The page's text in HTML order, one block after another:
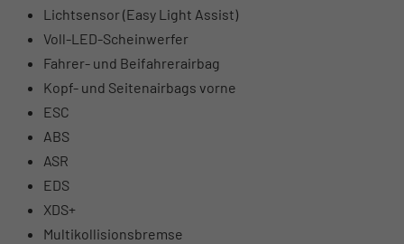
Lichtsensor (Easy Light Assist)
Voll-LED-Scheinwerfer
Fahrer- und Beifahrerairbag
Kopf- und Seitenairbags vorne
ESC
ABS
ASR
EDS
XDS+
Multikollisionsbremse